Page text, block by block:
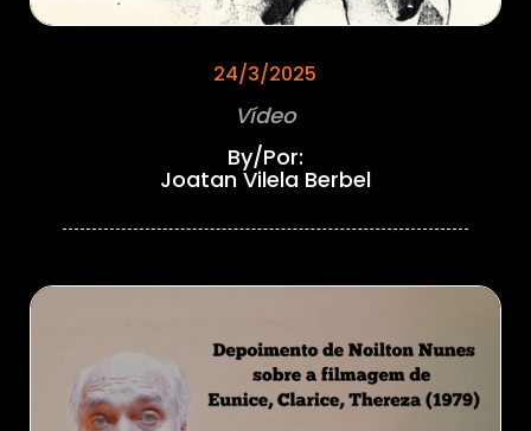
24/3/2025
Vídeo
By/Por:
Joatan Vilela Berbel